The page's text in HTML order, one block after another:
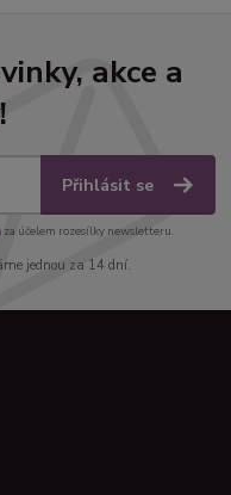
akce a
Přihlásit se
za účelem rozesílky newsletteru.
jednou za 14 dní.